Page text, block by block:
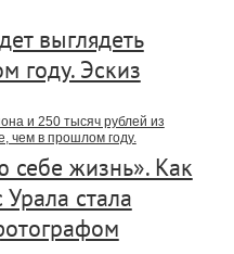
выглядеть
году. Эскиз
и 250 тысяч рублей из
чем в прошлом году.
себе жизнь». Как
стала